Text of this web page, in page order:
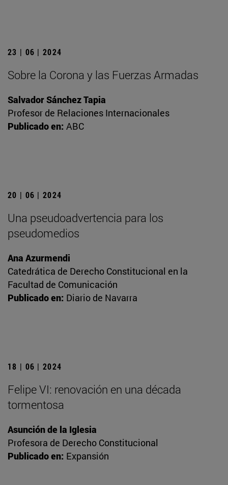
23 | 06 | 2024
Sobre la Corona y las Fuerzas Armadas
Salvador Sánchez Tapia
Profesor de Relaciones Internacionales
Publicado en: ABC
20 | 06 | 2024
Una pseudoadvertencia para los
pseudomedios
Ana Azurmendi
Catedrática de Derecho Constitucional en la
Facultad de Comunicación
Publicado en: Diario de Navarra
18 | 06 | 2024
Felipe VI: renovación en una década
tormentosa
Asunción de la Iglesia
Profesora de Derecho Constitucional
Publicado en: Expansión